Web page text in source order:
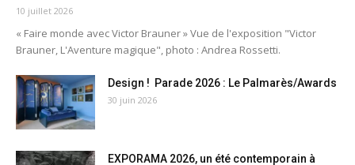
10 juillet 2026
« Faire monde avec Victor Brauner » Vue de l'exposition "Victor
Brauner, L'Aventure magique", photo : Andrea Rossetti.
Design ! Parade 2026 : Le Palmarès/Awards
30 juin 2026
EXPORAMA 2026, un été contemporain à